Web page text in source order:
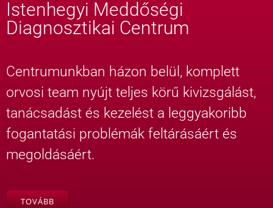
Istenhegyi Meddőségi
Diagnosztikai Centrum
Centrumunkban házon belül, komplett
orvosi team nyújt teljes körű kivizsgálást,
tanácsadást és kezelést a leggyakoribb
fogantatási problémák feltárásáért és
megoldásáért.
TOVÁBB